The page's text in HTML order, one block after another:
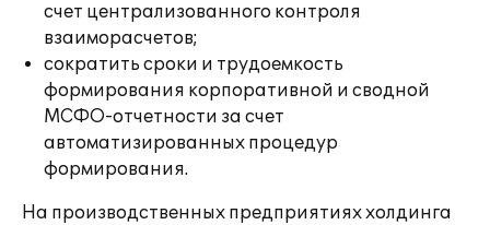
счет централизованного контроля
взаиморасчетов;
сократить сроки и трудоемкость
формирования корпоративной и сводной
МСФО-отчетности за счет
автоматизированных процедур
формирования.
На производственных предприятиях холдинга